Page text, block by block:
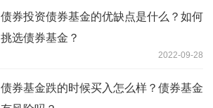
债券投资债券基金的优缺点是什么？如何
挑选债券基金？
2022-09-28
债券基金跌的时候买入怎么样？债券基金